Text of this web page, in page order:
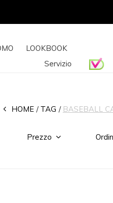
LOOKBOOK
Servizio
HOME TAG BASEBALL
Prezzo